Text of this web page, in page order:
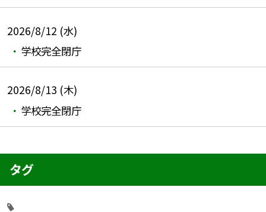
2026/8/12 (水)
学校完全閉庁
2026/8/13 (木)
学校完全閉庁
タグ